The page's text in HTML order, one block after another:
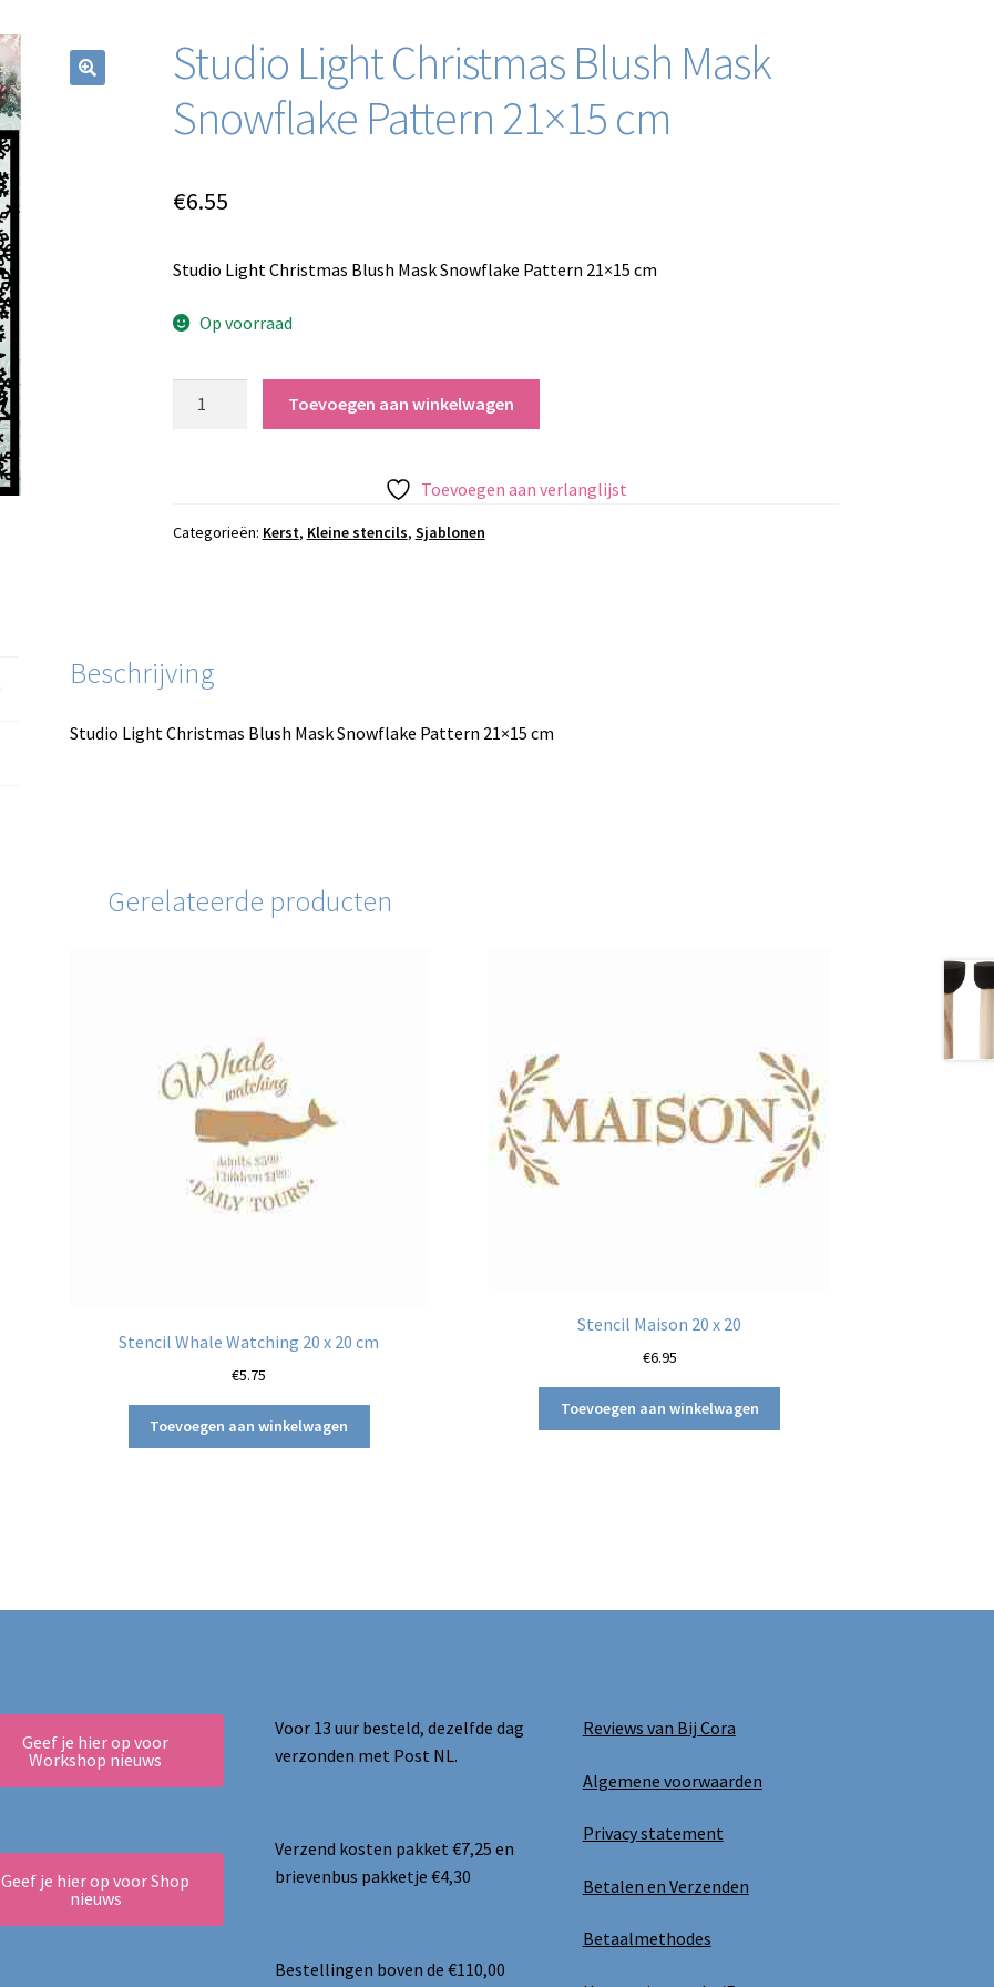
Studio Light Christmas Blush Mask
Snowflake Pattern 21×15 cm
€6.55
Studio Light Christmas Blush Mask Snowflake Pattern 21×15 cm
Op voorraad
Snowflake
Toevoegen aan winkelwagen
Toevoegen aan verlanglijst
Categorieën: Kerst, Kleine stencils, Sjablonen
Beschrijving
Studio Light Christmas Blush Mask Snowflake Pattern 21×15 cm
Gerelateerde producten
Stencil Whale Watching 20 x 20 cm
€5.75
Toevoegen aan winkelwagen
Stencil Maison 20 x 20
€6.95
Toevoegen aan winkelwagen
Geef je hier op voor
Workshop nieuws
Geef je hier op voor Shop
nieuws
Voor 13 uur besteld, dezelfde dag
verzonden met Post NL.
Verzend kosten pakket €7,25 en
brievenbus pakketje €4,30
Bestellingen boven de €110,00
Reviews van Bij Cora
Algemene voorwaarden
Privacy statement
Betalen en Verzenden
Betaalmethodes